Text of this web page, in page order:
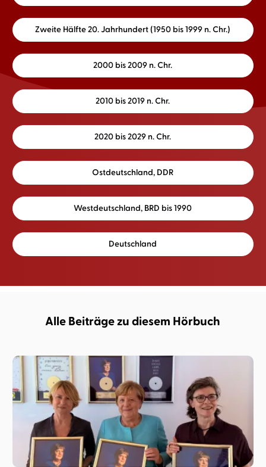
Zweite Hälfte 20. Jahrhundert (1950 bis 1999 n. Chr.)
2000 bis 2009 n. Chr.
2010 bis 2019 n. Chr.
2020 bis 2029 n. Chr.
Ostdeutschland, DDR
Westdeutschland, BRD bis 1990
Deutschland
Alle Beiträge zu diesem Hörbuch